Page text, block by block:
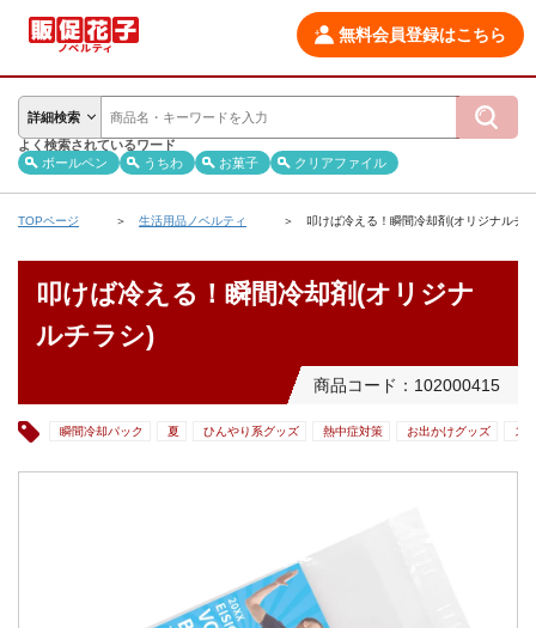
無料会員登録はこちら
詳細検索
よく検索されているワード
ボールペン
うちわ お菓子 クリアファイル
TOPページ 生活用品ノベルティ 叩けば冷える！瞬間冷却剤(オリジナルチ
叩けば冷える！瞬間冷却剤(オリジナ
ルチラシ)
商品コード：102000415
瞬間冷却パック 夏 ひんやり系グッズ 熱中症対策 お出かけグッズ ス